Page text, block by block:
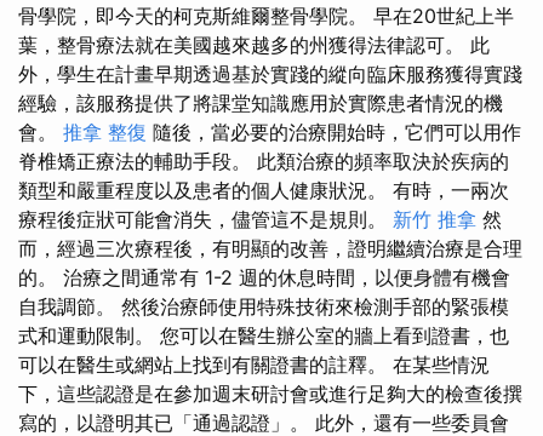
骨學院，即今天的柯克斯維爾整骨學院。 早在20世紀上半
葉，整骨療法就在美國越來越多的州獲得法律認可。 此
外，學生在計畫早期透過基於實踐的縱向臨床服務獲得實踐
經驗，該服務提供了將課堂知識應用於實際患者情況的機
會。 推拿 整復 隨後，當必要的治療開始時，它們可以用作
脊椎矯正療法的輔助手段。 此類治療的頻率取決於疾病的
類型和嚴重程度以及患者的個人健康狀況。 有時，一兩次
療程後症狀可能會消失，儘管這不是規則。 新竹 推拿 然
而，經過三次療程後，有明顯的改善，證明繼續治療是合理
的。 治療之間通常有 1-2 週的休息時間，以便身體有機會
自我調節。 然後治療師使用特殊技術來檢測手部的緊張模
式和運動限制。 您可以在醫生辦公室的牆上看到證書，也
可以在醫生或網站上找到有關證書的註釋。 在某些情況
下，這些認證是在參加週末研討會或進行足夠大的檢查後撰
寫的，以證明其已「通過認證」。 此外，還有一些委員會